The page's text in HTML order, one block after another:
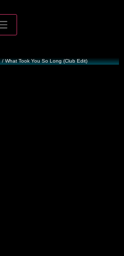
/ What Took You So Long (Club Edit)